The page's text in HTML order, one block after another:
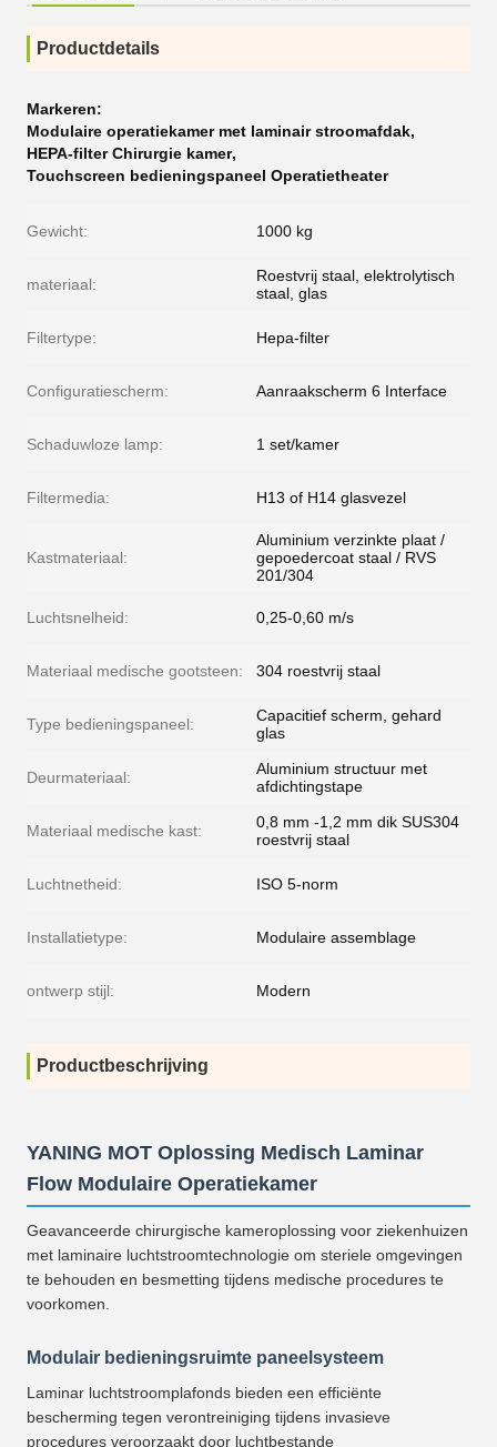
Productdetails
Markeren:
Modulaire operatiekamer met laminair stroomafdak,
HEPA-filter Chirurgie kamer,
Touchscreen bedieningspaneel Operatietheater
Gewicht: 1000 kg
materiaal:
Roestvrij staal, elektrolytisch
staal, glas
Filtertype: Hepa-filter
Configuratiescherm: Aanraakscherm 6 Interface
Schaduwloze lamp: 1 set/kamer
Filtermedia: H13 of H14 glasvezel
Kastmateriaal:
Aluminium verzinkte plaat /
gepoedercoat staal / RVS
201/304
Luchtsnelheid: 0,25-0,60 m/s
Materiaal medische gootsteen: 304 roestvrij staal
Type bedieningspaneel:
Capacitief scherm, gehard
glas
Deurmateriaal:
Aluminium structuur met
afdichtingstape
Materiaal medische kast:
0,8 mm -1,2 mm dik SUS304
roestvrij staal
Luchtnetheid: ISO 5-norm
Installatietype: Modulaire assemblage
ontwerp stijl: Modern
Productbeschrijving
YANING MOT Oplossing Medisch Laminar
Flow Modulaire Operatiekamer
Geavanceerde chirurgische kameroplossing voor ziekenhuizen
met laminaire luchtstroomtechnologie om steriele omgevingen
te behouden en besmetting tijdens medische procedures te
voorkomen.
Modulair bedieningsruimte paneelsysteem
Laminar luchtstroomplafonds bieden een efficiënte
bescherming tegen verontreiniging tijdens invasieve
procedures veroorzaakt door luchtbestande